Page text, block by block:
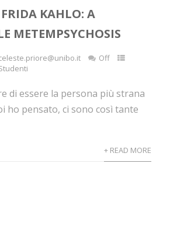
KAHLO: A
METEMPSYCHOSIS
Off
di essere la persona più strana
ho pensato, ci sono così tante
+ READ MORE